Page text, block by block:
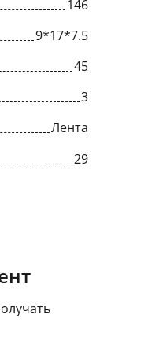
146
9*17*7.5
45
3
Лента
29